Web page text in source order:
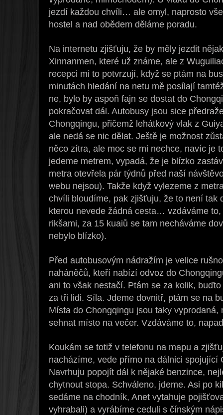
jezdí každou chvíli… ale omyl, naprosto
hostel a nad obědem děláme poradu.
Na internetu zjišťuju, že by měly jezdit
Xinnanmen, které už známe, ale z
recepci mi to potvrzují, když se ptám na
minutách hledání na netu mě posílají
ne, bylo by aspoň fajn se dostat do
pokračovat dál. Autobusy jsou sice
Chongqingu, přičemž lehátkový vlak z
ale nedá se nic dělat. Ještě je možnost
něco zítra, ale moc se mi nechce, navíc je
jedeme metrem, vypadá, že je blízko
metra otevřela pár týdnů před naší
webu nejsou). Takže když vylezeme z
chvíli bloudíme, pak zjišťuju, že to není tak
kterou nevede žádná cesta… vzdáváme
rikšami, za 15 kuaiů se tam necháváme
nebylo blízko).
Před autobusovým nádražím je velice
naháněčů, kteří nabízí odvoz do
ani to však nestačí. Ptám se za kolik,
za tři lidi. Síla. Jdeme dovnitř, ptám se na
Místa do Chongqingu jsou taky vyprodaná,
sehnat místo na večer. Vzdáváme to,
Koukám se totiž v telefonu na mapu a
nacházíme, vede přímo na dálnici spojující
Navrhuju popojít dál k nějaké benzince,
chytnout stopa. Schváleno, jdeme. Asi po
sedáme na chodník, Anet vytahuje
vyhrabali) a vyrábíme ceduli s čínským